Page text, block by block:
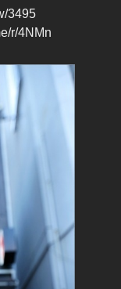
3495
r/4NMn